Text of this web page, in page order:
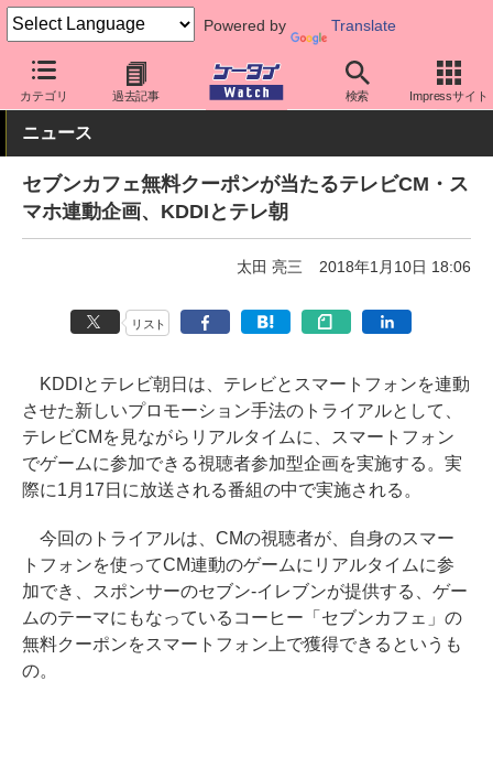
Powered by Translate
カテゴリ 過去記事 検索 Impressサイト
ケータイ Watch アプリ・サービス 動画・音楽・ゲーム
ニュース
セブンカフェ無料クーポンが当たるテレビCM・ス
マホ連動企画、KDDIとテレ朝
太田 亮三 2018年1月10日 18:06
リスト
KDDIとテレビ朝日は、テレビとスマートフォンを連動
させた新しいプロモーション手法のトライアルとして、
テレビCMを見ながらリアルタイムに、スマートフォン
でゲームに参加できる視聴者参加型企画を実施する。実
際に1月17日に放送される番組の中で実施される。
今回のトライアルは、CMの視聴者が、自身のスマー
トフォンを使ってCM連動のゲームにリアルタイムに参
加でき、スポンサーのセブン-イレブンが提供する、ゲー
ムのテーマにもなっているコーヒー「セブンカフェ」の
無料クーポンをスマートフォン上で獲得できるというも
の。